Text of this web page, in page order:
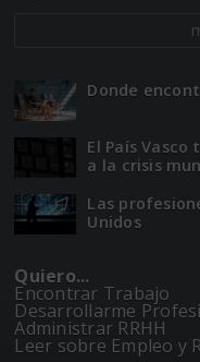
Donde
El Paí­­s
a la crisis
Las
Unidos
Quiero...
Encontrar Trabajo
Desarrollarme
Administrar RRHH
Leer sobre Empleo y